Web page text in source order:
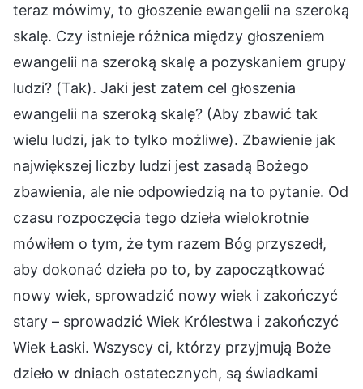
teraz mówimy, to głoszenie ewangelii na szeroką
skalę. Czy istnieje różnica między głoszeniem
ewangelii na szeroką skalę a pozyskaniem grupy
ludzi? (Tak). Jaki jest zatem cel głoszenia
ewangelii na szeroką skalę? (Aby zbawić tak
wielu ludzi, jak to tylko możliwe). Zbawienie jak
największej liczby ludzi jest zasadą Bożego
zbawienia, ale nie odpowiedzią na to pytanie. Od
czasu rozpoczęcia tego dzieła wielokrotnie
mówiłem o tym, że tym razem Bóg przyszedł,
aby dokonać dzieła po to, by zapoczątkować
nowy wiek, sprowadzić nowy wiek i zakończyć
stary – sprowadzić Wiek Królestwa i zakończyć
Wiek Łaski. Wszyscy ci, którzy przyjmują Boże
dzieło w dniach ostatecznych, są świadkami